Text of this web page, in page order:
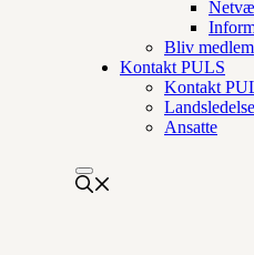
Bliv medlem
Kontakt PULS
Kontakt
Landsledelse
Ansatte